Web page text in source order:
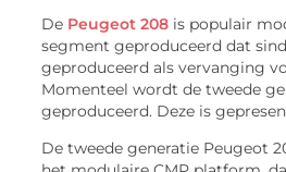
De Peugeot 208 is populair
segment geproduceerd dat
geproduceerd als vervanging
Momenteel wordt de tweede
geproduceerd. Deze is
De tweede generatie Peugeot